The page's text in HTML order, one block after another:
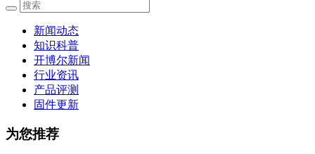
新闻动态
知识科普
开博尔新闻
行业资讯
产品评测
固件更新
为您推荐